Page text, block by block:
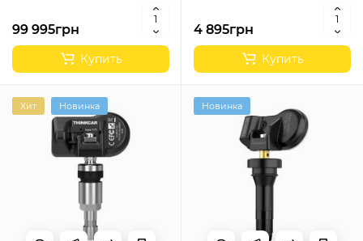
99 995грн
Купить
4 895грн
Купить
Хит Новинка Новинка